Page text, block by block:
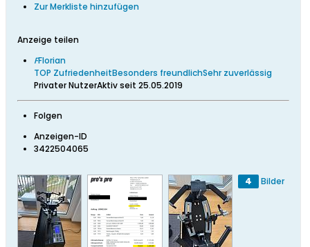
Zur Merkliste hinzufügen
Anzeige teilen
FFlorian
TOP ZufriedenheitBesonders freundlichSehr zuverlässig
Privater NutzerAktiv seit 25.05.2019
Folgen
Anzeigen-ID
3422504065
4 Bilder